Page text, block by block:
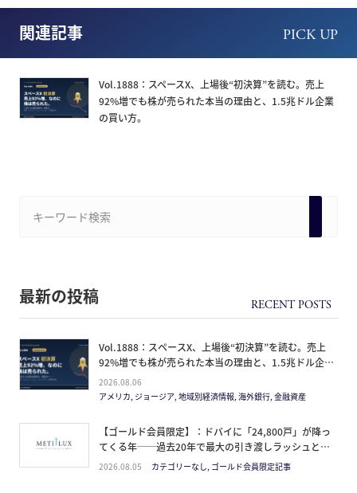
関連記事 PICK UP
Vol.1888：スペースX、上場後“初決算”を読む。売上
92%増でも株が売られた本当の理由と、1.5兆ドル企業
の買い方。
最新の投稿
Vol.1888：スペースX、上場後“初決算”を読む。売上
92%増でも株が売られた本当の理由と、1.5兆ドル企業
の買い方。
2026.08.06
アメリカ, ジョージア, 地域別経済情報, 海外銀行, 金融資産
【ゴールド会員限定】：ドバイに「24,800戸」が降っ
てくる年──過去20年で最大の引き渡しラッシュと、
ミサイルが崩した“安全神話”。2027年の供給ピーク
2026.08.05 カテゴリーなし, ゴールド会員限定記事